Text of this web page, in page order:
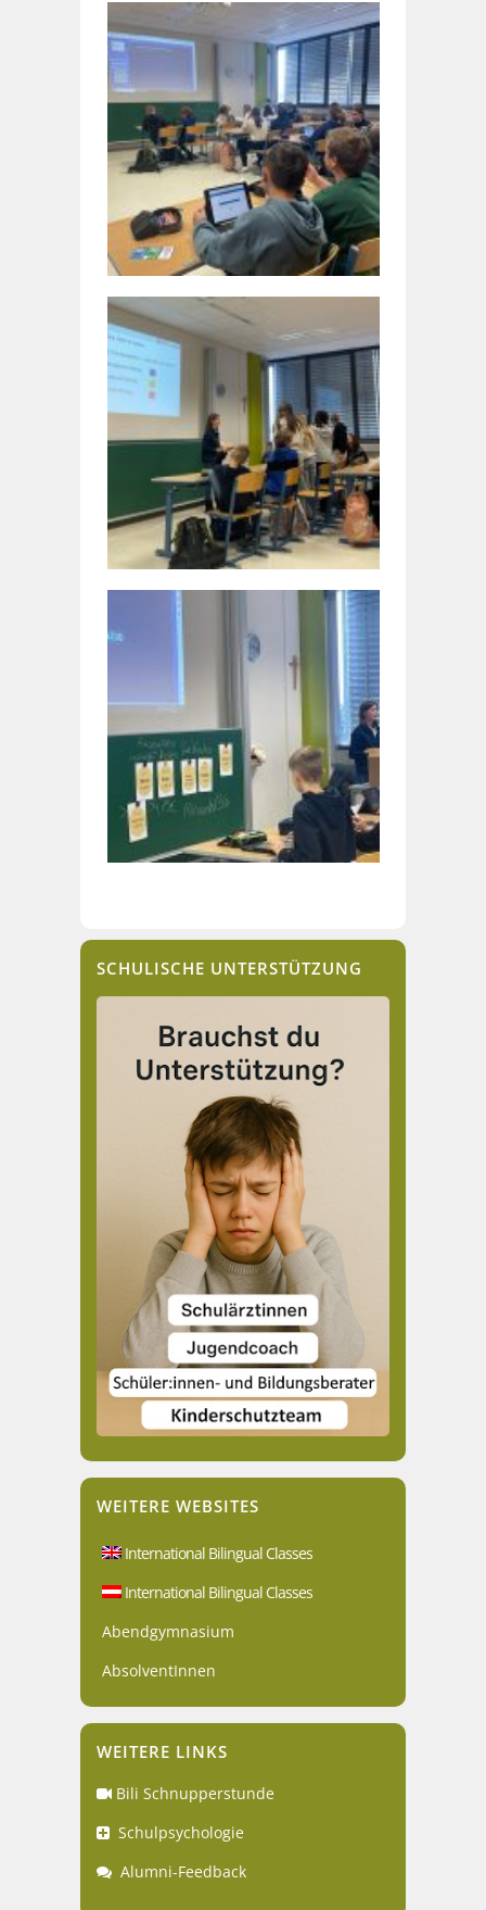
SCHULISCHE UNTERSTÜTZUNG
WEITERE WEBSITES
International Bilingual Classes
International Bilingual Classes
Abendgymnasium
AbsolventInnen
WEITERE LINKS
Bili Schnupperstunde
Schulpsychologie
Alumni-Feedback